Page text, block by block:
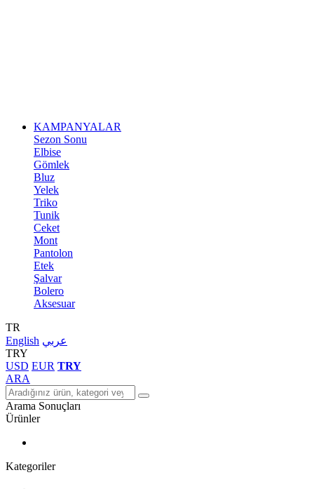
KAMPANYALAR
Sezon Sonu
Elbise
Gömlek
Bluz
Yelek
Triko
Tunik
Ceket
Mont
Pantolon
Etek
Şalvar
Bolero
Aksesuar
TR
English عربي
TRY
USD EUR TRY
ARA
Arama Sonuçları
Ürünler
Kategoriler